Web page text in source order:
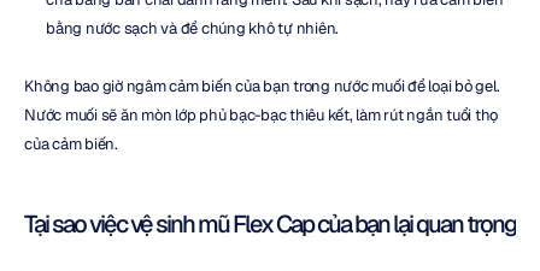
bằng nước sạch và để chúng khô tự nhiên.
Không bao giờ ngâm cảm biến của bạn trong nước muối để loại bỏ gel.
Nước muối sẽ ăn mòn lớp phủ bạc-bạc thiêu kết, làm rút ngắn tuổi thọ
của cảm biến.
Tại sao việc vệ sinh mũ Flex Cap của bạn lại quan trọng